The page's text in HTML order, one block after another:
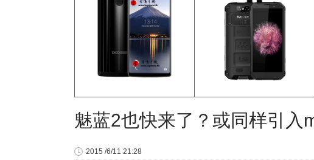
魅蓝2也快来了？或同样引入
2015 /6/11 21:28